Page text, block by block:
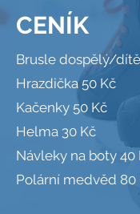
CENÍK
Brusle dospělý/
Hrazdička 50 Kč
Kačenky 50 Kč
Helma 30 Kč
Návleky na boty 40
Polární medvěd 80